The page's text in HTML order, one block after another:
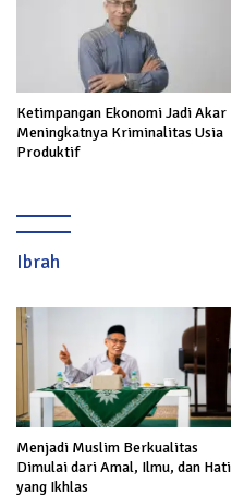
Ketimpangan Ekonomi Jadi Akar
Meningkatnya Kriminalitas Usia
Produktif
Ibrah
Menjadi Muslim Berkualitas
Dimulai dari Amal, Ilmu, dan Hati
yang Ikhlas